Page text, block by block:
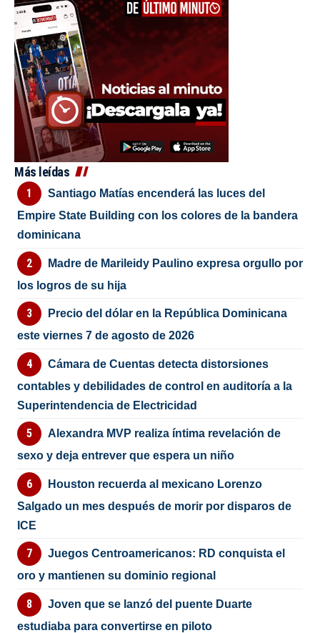
Más leídas
Santiago Matías encenderá las luces del
Empire State Building con los colores de la bandera
dominicana
Madre de Marileidy Paulino expresa orgullo por
los logros de su hija
Precio del dólar en la República Dominicana
este viernes 7 de agosto de 2026
Cámara de Cuentas detecta distorsiones
contables y debilidades de control en auditoría a la
Superintendencia de Electricidad
Alexandra MVP realiza íntima revelación de
sexo y deja entrever que espera un niño
Houston recuerda al mexicano Lorenzo
Salgado un mes después de morir por disparos de
ICE
Juegos Centroamericanos: RD conquista el
oro y mantienen su dominio regional
Joven que se lanzó del puente Duarte
estudiaba para convertirse en piloto